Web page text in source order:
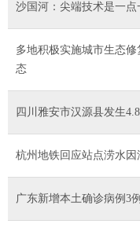
沙国河：尖端技术是一点
多地积极实施城市生态
态
四川雅安市汉源县发生
杭州地铁回应站点涝水
广东新增本土确诊病例3